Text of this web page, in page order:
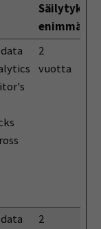
Säilytyksen
2
vuotta
2